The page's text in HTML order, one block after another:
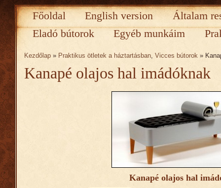
Főoldal English version
Általam
Eladó bútorok
Egyéb munkáim
Kezdőlap » Praktikus ötletek a háztartásban, Vicces bútorok »
Kanapé olajos hal imádóknak
Kanapé olajos hal